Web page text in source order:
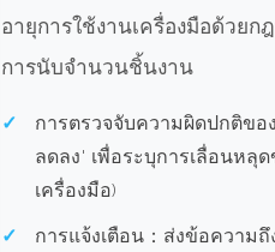
อายุการใช้งานเครื่องมือด้วยก
การนับจำนวนชิ้นงาน
การตรวจจับความผิดปกติขอ
ลดลง' เพื่อระบุการเลื่อนห
เครื่องมือ)
การแจ้งเตือน： ส่งข้อความ